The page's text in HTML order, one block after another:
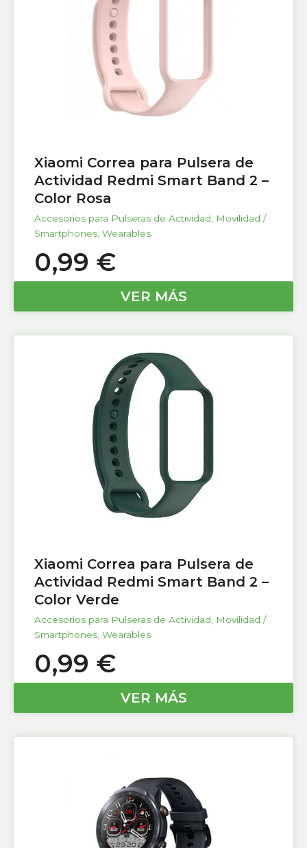
Xiaomi Correa para Pulsera de
Actividad Redmi Smart Band 2 –
Color Rosa
Accesorios para Pulseras de Actividad
Movilidad /
Smartphones Wearables
0,99 €
VER MÁS
Xiaomi Correa para Pulsera de
Actividad Redmi Smart Band 2 –
Color Verde
Accesorios para Pulseras de Actividad, Movilidad /
Smartphones, Wearables
0,99 €
VER MÁS